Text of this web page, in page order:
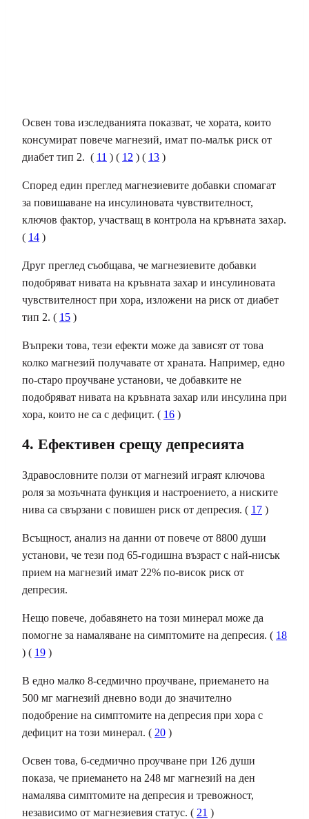
Освен това изследванията показват, че хората, които
консумират повече магнезий, имат по-малък риск от
диабет тип 2. ( 11 ) ( 12 ) ( 13 )
Според един преглед магнезиевите добавки спомагат
за повишаване на инсулиновата чувствителност,
ключов фактор, участващ в контрола на кръвната захар.
( 14 )
Друг преглед съобщава, че магнезиевите добавки
подобряват нивата на кръвната захар и инсулиновата
чувствителност при хора, изложени на риск от диабет
тип 2. ( 15 )
Въпреки това, тези ефекти може да зависят от това
колко магнезий получавате от храната. Например, едно
по-старо проучване установи, че добавките не
подобряват нивата на кръвната захар или инсулина при
хора, които не са с дефицит. ( 16 )
4. Ефективен срещу депресията
Здравословните ползи от магнезий играят ключова
роля за мозъчната функция и настроението, а ниските
нива са свързани с повишен риск от депресия. ( 17 )
Всъщност, анализ на данни от повече от 8800 души
установи, че тези под 65-годишна възраст с най-нисък
прием на магнезий имат 22% по-висок риск от
депресия.
Нещо повече, добавянето на този минерал може да
помогне за намаляване на симптомите на депресия. ( 18
) ( 19 )
В едно малко 8-седмично проучване, приемането на
500 мг магнезий дневно води до значително
подобрение на симптомите на депресия при хора с
дефицит на този минерал. ( 20 )
Освен това, 6-седмично проучване при 126 души
показа, че приемането на 248 мг магнезий на ден
намалява симптомите на депресия и тревожност,
независимо от магнезиевия статус. ( 21 )